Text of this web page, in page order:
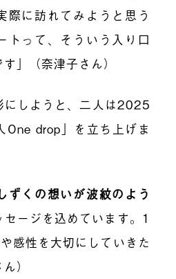
際に訪れてみようと思う
トって、そういう入り口
」（奈津子さん）
にしようと、二人は2025
One drop」を立ち上げま
ずくの想いが波紋のよう
セージを込めています。1
感性を大切にしていきた
）